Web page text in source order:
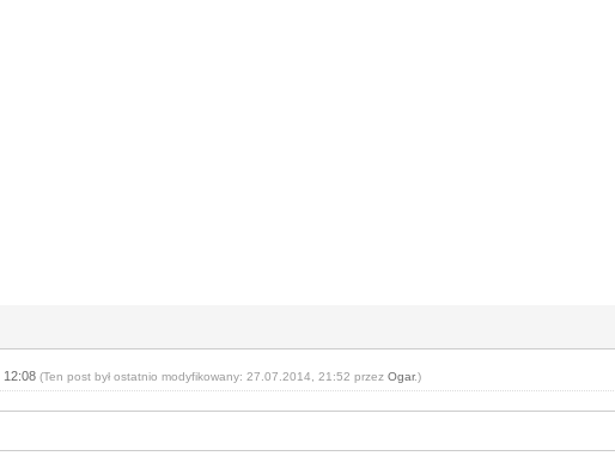
12:08(Ten post był ostatnio modyfikowany: 27.07.2014, 21:52 przezOgar.)